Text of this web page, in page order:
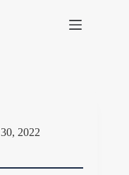
2022